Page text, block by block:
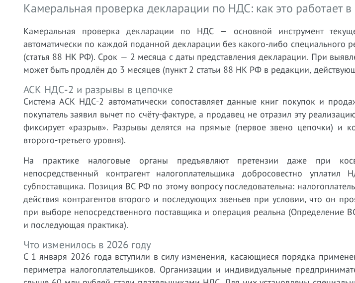
Камеральная проверка декларации по НДС: как это работает
Камеральная проверка декларации по НДС — основной инструмент
автоматически по каждой поданной декларации без какого-либо специального
(статья 88 НК РФ). Срок — 2 месяца с даты представления декларации. При
может быть продлён до 3 месяцев (пункт 2 статьи 88 НК РФ в редакции,
АСК НДС-2 и разрывы в цепочке
Система АСК НДС-2 автоматически сопоставляет данные книг покупок и
покупатель заявил вычет по счёту-фактуре, а продавец не отразил эту
фиксирует «разрыв». Разрывы делятся на прямые (первое звено цепочки) и
второго-третьего уровня).
На практике налоговые органы предъявляют претензии даже при
непосредственный контрагент налогоплательщика добросовестно
субпоставщика. Позиция ВС РФ по этому вопросу последовательна:
действия контрагентов второго и последующих звеньев при условии, что он
при выборе непосредственного поставщика и операция реальна
и последующая практика).
Что изменилось в 2026 году
С 1 января 2026 года вступили в силу изменения, касающиеся порядка
периметра налогоплательщиков. Организации и индивидуальные